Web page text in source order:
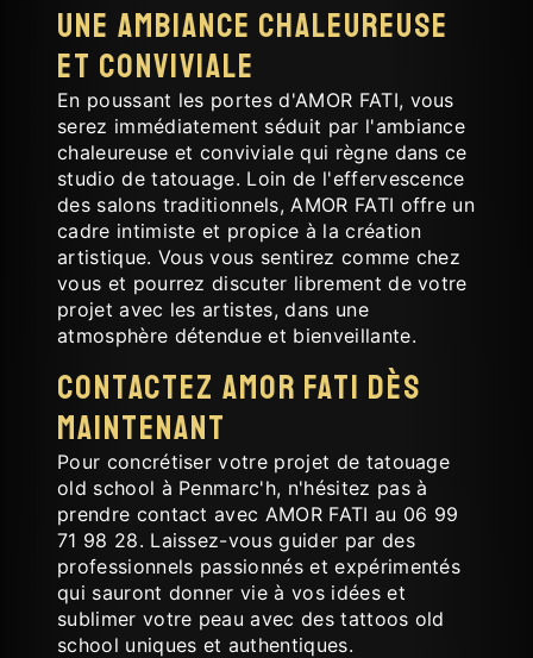
Une ambiance chaleureuse
et conviviale
En poussant les portes d'AMOR FATI, vous
serez immédiatement séduit par l'ambiance
chaleureuse et conviviale qui règne dans ce
studio de tatouage. Loin de l'effervescence
des salons traditionnels, AMOR FATI offre un
cadre intimiste et propice à la création
artistique. Vous vous sentirez comme chez
vous et pourrez discuter librement de votre
projet avec les artistes, dans une
atmosphère détendue et bienveillante.
Contactez AMOR FATI dès
maintenant
Pour concrétiser votre projet de tatouage
old school à Penmarc'h, n'hésitez pas à
prendre contact avec AMOR FATI au 06 99
71 98 28. Laissez-vous guider par des
professionnels passionnés et expérimentés
qui sauront donner vie à vos idées et
sublimer votre peau avec des tattoos old
school uniques et authentiques.